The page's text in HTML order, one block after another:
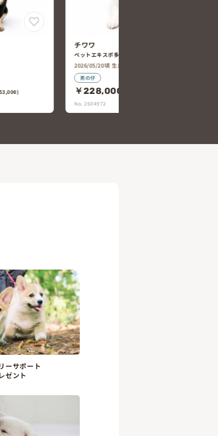
込￥250,800)
チワワ
ペットコート岐南店
2026/05/22頃 生まれ
女の仔
￥250,000
No. 2604931
ーサポート
ゼント